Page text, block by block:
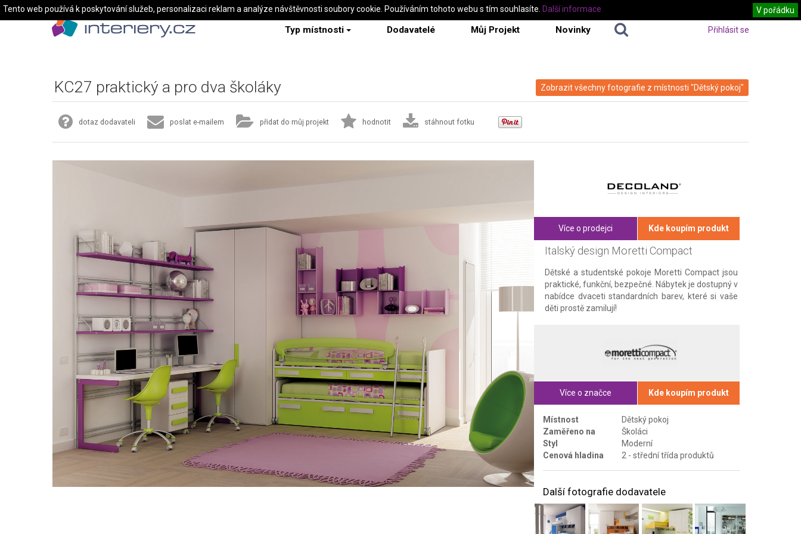
Typ místnosti Dodavatelé Můj Projekt Novinky Přihlásit se
Zobrazit všechny fotografie z místnosti "Dětský pokoj"
KC27 praktický a pro dva školáky
dotaz dodavateli poslat e-mailem přidat do můj projekt hodnotit stáhnout fotku
Více o prodejci Kde koupím produkt
Italský design Moretti Compact
Dětské a studentské pokoje Moretti Compact jsou
praktické, funkční, bezpečné. Nábytek je dostupný v
nabídce dvaceti standardních barev, které si vaše
děti prostě zamilují!
Více o značce Kde koupím produkt
Místnost
Dětský pokoj
Zaměřeno na
Školáci
Styl
Moderní
Cenová hladina
2 - střední třída produktů
Další fotografie dodavatele
Tento web používá k poskytování služeb, personalizaci reklam a analýze návštěvnosti soubory cookie. Používáním tohoto webu s tím souhlasíte. V pořádku
Další informace